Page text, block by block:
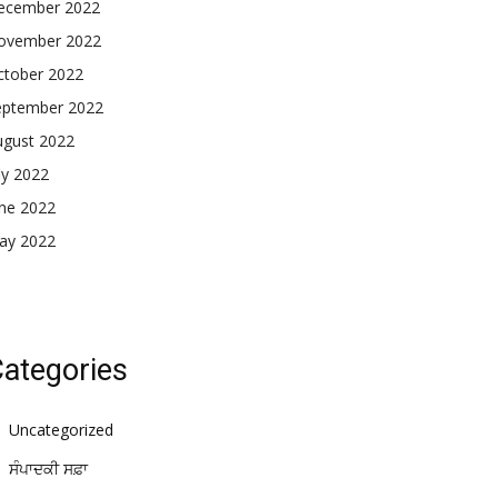
2022
2022
2022
2022
2022
2022
2022
2022
Uncategorized
ਸੰਪਾਦਕੀ ਸਫ਼ਾ